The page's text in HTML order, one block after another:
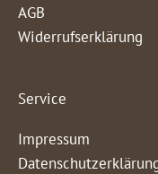
AGB
Widerrufserklärung
Service
Impressum